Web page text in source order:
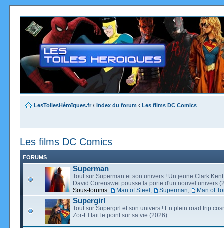
LesToilesHéroïques.fr ‹ Index du forum ‹ Les films DC Comics
Les films DC Comics
FORUMS
Superman
Tout sur Superman et son univers ! Un jeune Clark
David Corenswet pousse la porte d'un nouvel univers
Sous-forums:
Man of Steel , Superman, Man of
Supergirl
Tout sur Supergirl et son univers ! En plein road trip
Zor-El fait le point sur sa vie (2026)...